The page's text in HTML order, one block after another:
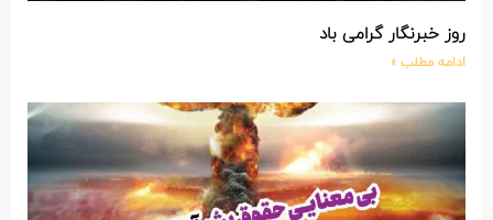
روز خبرنگار گرامی باد
ادامه مطلب »